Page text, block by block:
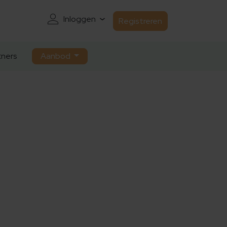
Inloggen Registreren
Aanbod